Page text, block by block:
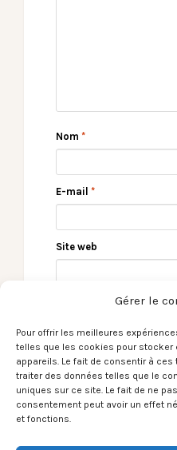
Gérer le
Pour offrir les meilleures
telles que les cookies pour
appareils. Le fait de consentir à
traiter des données telles que le
uniques sur ce site. Le fait de ne
consentement peut avoir un effet
et fonctions.
Nom *
E-mail *
Site web
← [Le Son du moment]
Maxïmo Park / The
End Can Be As Good